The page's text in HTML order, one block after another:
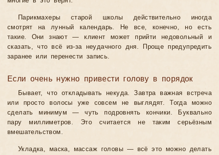
Парикмахеры старой школы действительно иногда
смотрят на лунный календарь. Не все, конечно, но есть
такие. Они знают — клиент может прийти недовольный и
сказать, что всё из-за неудачного дня. Проще предупредить
заранее или перенести запись.
Если очень нужно привести голову в порядок
Бывает, что откладывать некуда. Завтра важная встреча
или просто волосы уже совсем не выглядят. Тогда можно
сделать минимум — чуть подровнять кончики. Буквально
пару миллиметров. Это считается не таким серьёзным
вмешательством.
Укладка, маска, массаж головы — всё это можно делать